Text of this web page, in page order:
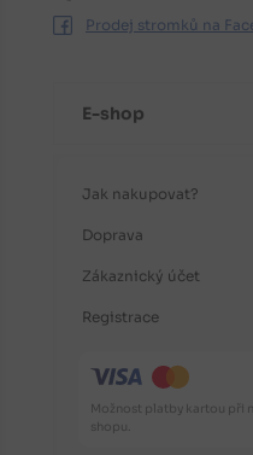
Prodej stromků na
E-shop
Jak nakupovat?
Doprava
Zákaznický účet
Registrace
Možnost platby kartou při
shopu.